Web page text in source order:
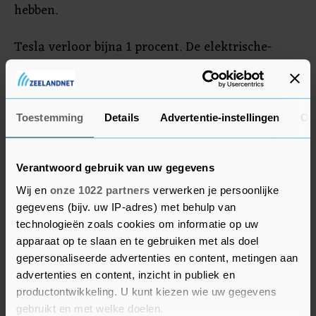
Toestemming Details Advertentie-instellingen
Verantwoord gebruik van uw gegevens
Wij en onze 1022 partners verwerken je persoonlijke
gegevens (bijv. uw IP-adres) met behulp van
technologieën zoals cookies om informatie op uw
apparaat op te slaan en te gebruiken met als doel
gepersonaliseerde advertenties en content, metingen aan
advertenties en content, inzicht in publiek en
productontwikkeling. U kunt kiezen wie uw gegevens
gebruikt en met welke doelen.
hebben.
Tesla verloor bijna 1 procent. De elektrische-
autofabrikant roept meer dan 46.000
Cybertrucks terug in de VS. Een onderdeel van de
buitenkant van de auto's kan tijdens het rijden
loslaten. Tesla zegt het paneel gratis te
vervangen. Vorig jaar heeft Tesla de Cybertruck
al zeker zes keer teruggeroepen.
Five Below en Nike
Five Below werd 5 procent meer waard, na goed
ontvangen kwartaalresultaten en vooruitzichten
van de discountketen. Darden Restaurants steeg
6,8 procent. De eigenaar van restaurantketens